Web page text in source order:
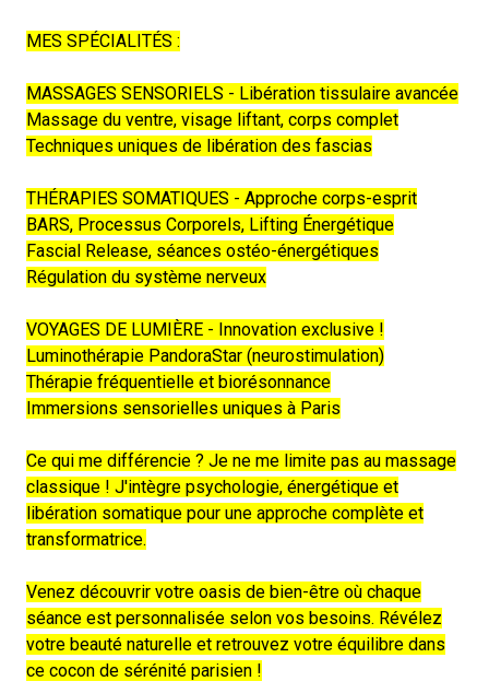
MES SPÉCIALITÉS :
MASSAGES SENSORIELS - Libération tissulaire avancée
Massage du ventre, visage liftant, corps complet
Techniques uniques de libération des fascias
THÉRAPIES SOMATIQUES - Approche corps-esprit
BARS, Processus Corporels, Lifting Énergétique
Fascial Release, séances ostéo-énergétiques
Régulation du système nerveux
VOYAGES DE LUMIÈRE - Innovation exclusive !
Luminothérapie PandoraStar (neurostimulation)
Thérapie fréquentielle et biorésonnance
Immersions sensorielles uniques à Paris
Ce qui me différencie ? Je ne me limite pas au massage
classique ! J'intègre psychologie, énergétique et
libération somatique pour une approche complète et
transformatrice.
Venez découvrir votre oasis de bien-être où chaque
séance est personnalisée selon vos besoins. Révélez
votre beauté naturelle et retrouvez votre équilibre dans
ce cocon de sérénité parisien !